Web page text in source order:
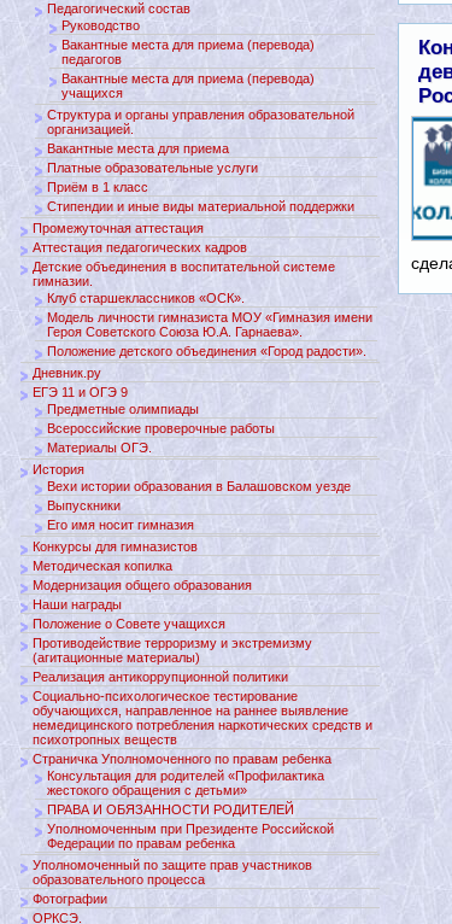
Педагогический состав
Руководство
Вакантные места для приема (перевода)
педагогов
Вакантные места для приема (перевода)
учащихся
Структура и органы управления образовательной
организацией.
Вакантные места для приема
Платные образовательные услуги
Приём в 1 класс
Стипендии и иные виды материальной поддержки
Промежуточная аттестация
Аттестация педагогических кадров
Детские объединения в воспитательной системе
гимназии.
Клуб старшеклассников «ОСК».
Модель личности гимназиста МОУ «Гимназия имени
Героя Советского Союза Ю.А. Гарнаева».
Положение детского объединения «Город радости».
Дневник.ру
ЕГЭ 11 и ОГЭ 9
Предметные олимпиады
Всероссийские проверочные работы
Материалы ОГЭ.
История
Вехи истории образования в Балашовском уезде
Выпускники
Его имя носит гимназия
Конкурсы для гимназистов
Методическая копилка
Модернизация общего образования
Наши награды
Положение о Совете учащихся
Противодействие терроризму и экстремизму
(агитационные материалы)
Реализация антикоррупционной политики
Социально-психологическое тестирование
обучающихся, направленное на раннее выявление
немедицинского потребления наркотических средств и
психотропных веществ
Страничка Уполномоченного по правам ребенка
Консультация для родителей «Профилактика
жестокого обращения с детьми»
ПРАВА И ОБЯЗАННОСТИ РОДИТЕЛЕЙ
Уполномоченным при Президенте Российской
Федерации по правам ребенка
Уполномоченный по защите прав участников
образовательного процесса
Фотографии
ОРКСЭ.